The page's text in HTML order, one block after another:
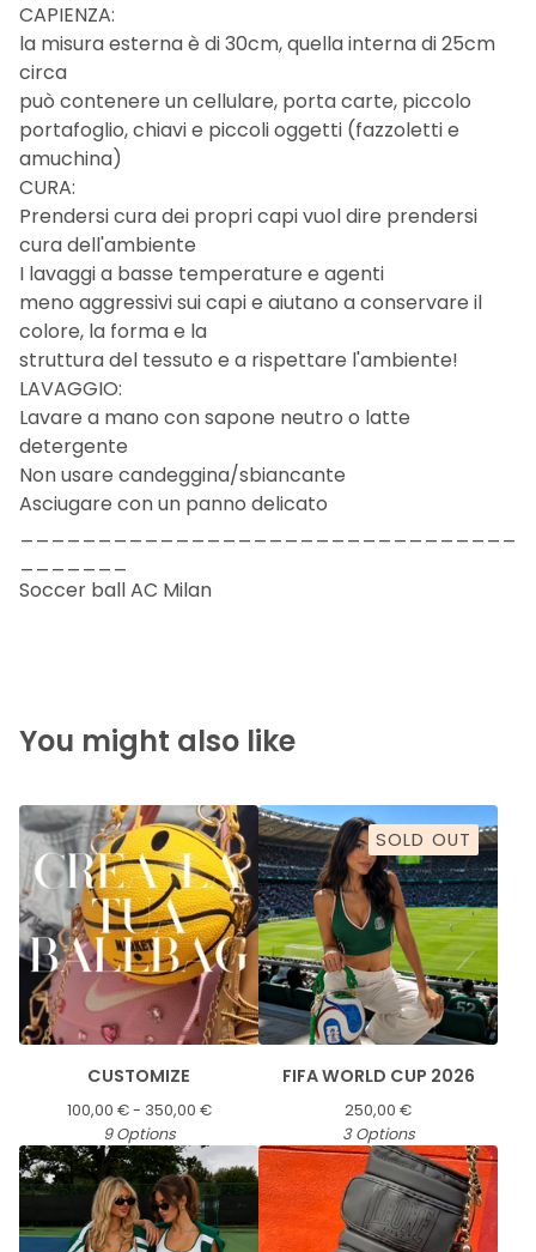
CAPIENZA:
la misura esterna è di 30cm, quella interna di 25cm
circa
può contenere un cellulare, porta carte, piccolo
portafoglio, chiavi e piccoli oggetti (fazzoletti e
amuchina)
CURA:
Prendersi cura dei propri capi vuol dire prendersi
cura dell'ambiente
I lavaggi a basse temperature e agenti
meno aggressivi sui capi e aiutano a conservare il
colore, la forma e la
struttura del tessuto e a rispettare l'ambiente!
LAVAGGIO:
Lavare a mano con sapone neutro o latte
detergente
Non usare candeggina/sbiancante
Asciugare con un panno delicato
Soccer ball AC Milan
You might also like
CUSTOMIZE
100,00 €- 350,00 €
9 Options
SOLD OUT
FIFA WORLD CUP 2026
250,00 €
3 Options